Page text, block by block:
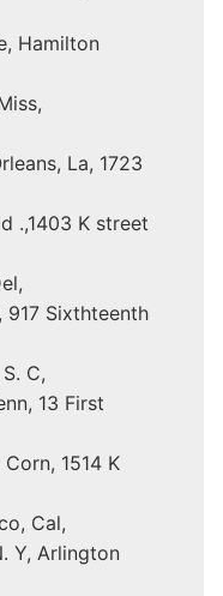
Hamilton
La, 1723
.,1403 K street
917 Sixthteenth
C,
13 First
1514 K
Cal,
Y, Arlington